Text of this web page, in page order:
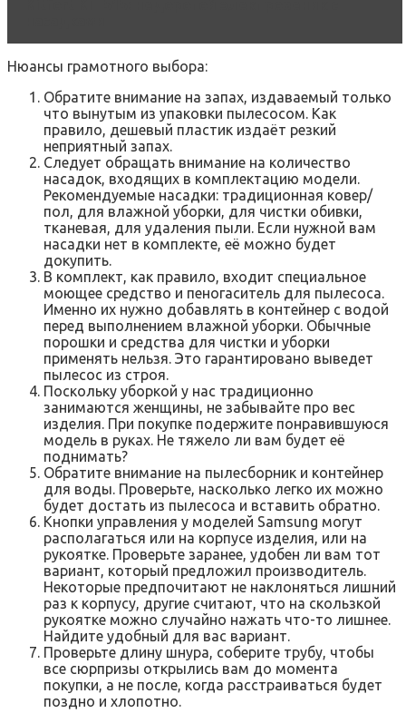
Нюансы грамотного выбора:
Обратите внимание на запах, издаваемый только
что вынутым из упаковки пылесосом. Как
правило, дешевый пластик издаёт резкий
неприятный запах.
Следует обращать внимание на количество
насадок, входящих в комплектацию модели.
Рекомендуемые насадки: традиционная ковер/
пол, для влажной уборки, для чистки обивки,
тканевая, для удаления пыли. Если нужной вам
насадки нет в комплекте, её можно будет
докупить.
В комплект, как правило, входит специальное
моющее средство и пеногаситель для пылесоса.
Именно их нужно добавлять в контейнер с водой
перед выполнением влажной уборки. Обычные
порошки и средства для чистки и уборки
применять нельзя. Это гарантировано выведет
пылесос из строя.
Поскольку уборкой у нас традиционно
занимаются женщины, не забывайте про вес
изделия. При покупке подержите понравившуюся
модель в руках. Не тяжело ли вам будет её
поднимать?
Обратите внимание на пылесборник и контейнер
для воды. Проверьте, насколько легко их можно
будет достать из пылесоса и вставить обратно.
Кнопки управления у моделей Samsung могут
располагаться или на корпусе изделия, или на
рукоятке. Проверьте заранее, удобен ли вам тот
вариант, который предложил производитель.
Некоторые предпочитают не наклоняться лишний
раз к корпусу, другие считают, что на скользкой
рукоятке можно случайно нажать что-то лишнее.
Найдите удобный для вас вариант.
Проверьте длину шнура, соберите трубу, чтобы
все сюрпризы открылись вам до момента
покупки, а не после, когда расстраиваться будет
поздно и хлопотно.